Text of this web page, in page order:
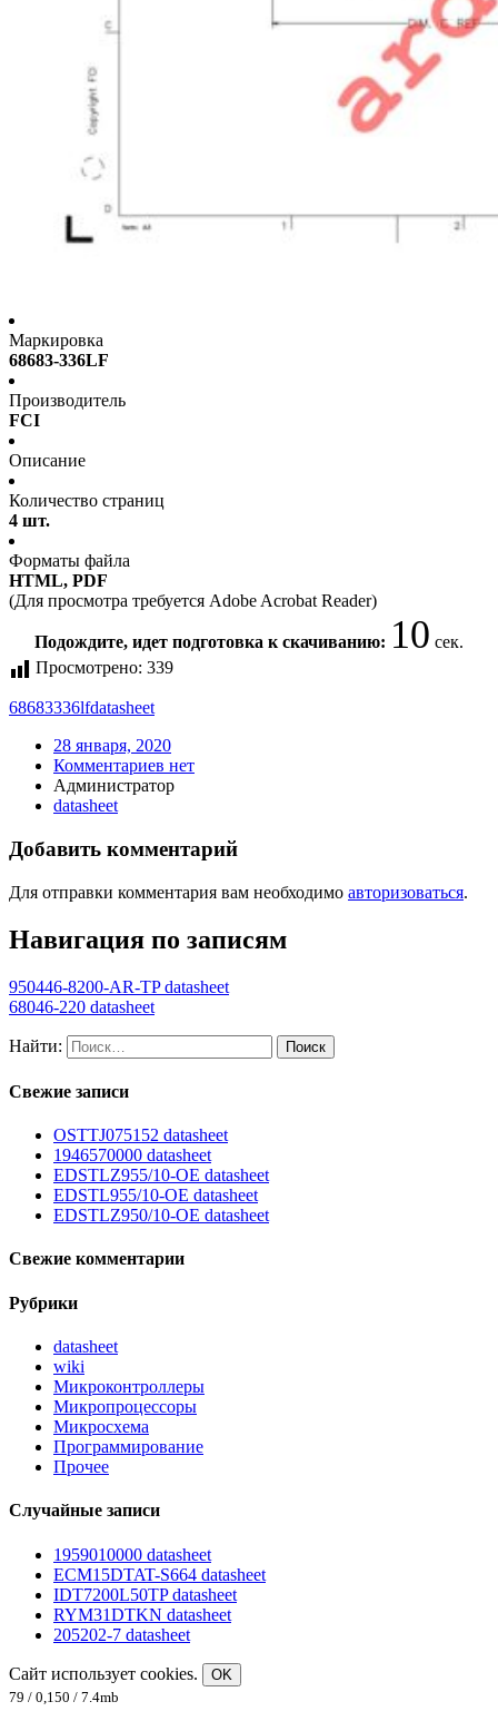
Маркировка
68683-336LF
Производитель
FCI
Описание
Количество страниц
4 шт.
Форматы файла
HTML, PDF
(Для просмотра требуется Adobe Acrobat Reader)
Подождите, идет подготовка к скачиванию: 10 сек.
Просмотрено: 339
68683336lfdatasheet
28 января, 2020
Комментариев нет
Администратор
datasheet
Добавить комментарий
Для отправки комментария вам необходимо авторизоваться.
Навигация по записям
950446-8200-AR-TP datasheet
68046-220 datasheet
Найти:
Свежие записи
OSTTJ075152 datasheet
1946570000 datasheet
EDSTLZ955/10-OE datasheet
EDSTL955/10-OE datasheet
EDSTLZ950/10-OE datasheet
Свежие комментарии
Рубрики
datasheet
wiki
Микроконтроллеры
Микропроцессоры
Микросхема
Программирование
Прочее
Случайные записи
1959010000 datasheet
ECM15DTAT-S664 datasheet
IDT7200L50TP datasheet
RYM31DTKN datasheet
205202-7 datasheet
Сайт использует cookies.
OK
79 / 0,150 / 7.4mb